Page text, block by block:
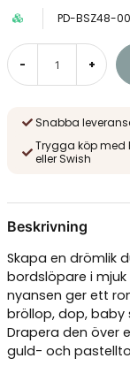
PD-BSZ48-
- +
Snabba
Trygga köp med
eller Swish
Beskrivning
Skapa en drömlik
bordslöpare i
nyansen ger ett
bröllop, dop, baby
Drapera den över
guld- och